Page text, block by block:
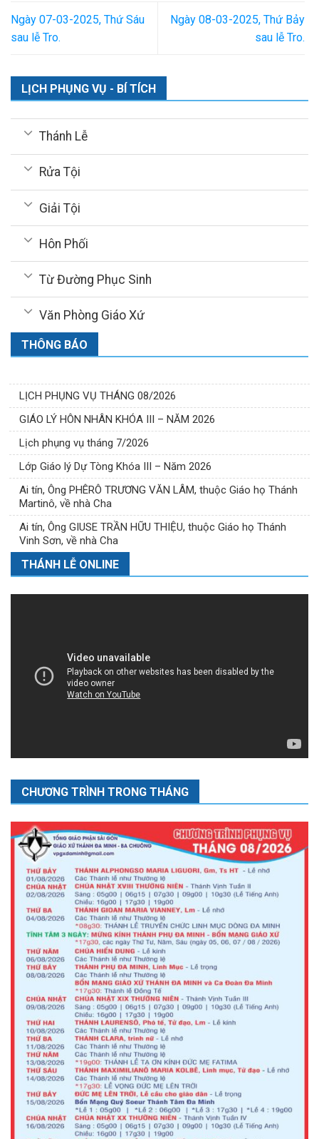
Ngày 07-03-2025, Thứ Sáu
sau lễ Tro.
Ngày 08-03-2025, Thứ Bảy
sau lễ Tro.
LỊCH PHỤNG VỤ - BÍ TÍCH
Thánh Lễ
Rửa Tội
Giải Tội
Hôn Phối
Từ Đường Phục Sinh
Văn Phòng Giáo Xứ
THÔNG BÁO
LỊCH PHỤNG VỤ THÁNG 08/2026
GIÁO LÝ HÔN NHÂN KHÓA III – NĂM 2026
Lịch phụng vụ tháng 7/2026
Lớp Giáo lý Dự Tòng Khóa III – Năm 2026
Ai tín, Ông PHÊRÔ TRƯƠNG VĂN LÂM, thuộc Giáo họ Thánh
Martinô, về nhà Cha
Ai tín, Ông GIUSE TRẦN HỮU THIỆU, thuộc Giáo họ Thánh
Vinh Sơn, về nhà Cha
THÁNH LỄ ONLINE
CHƯƠNG TRÌNH TRONG THÁNG